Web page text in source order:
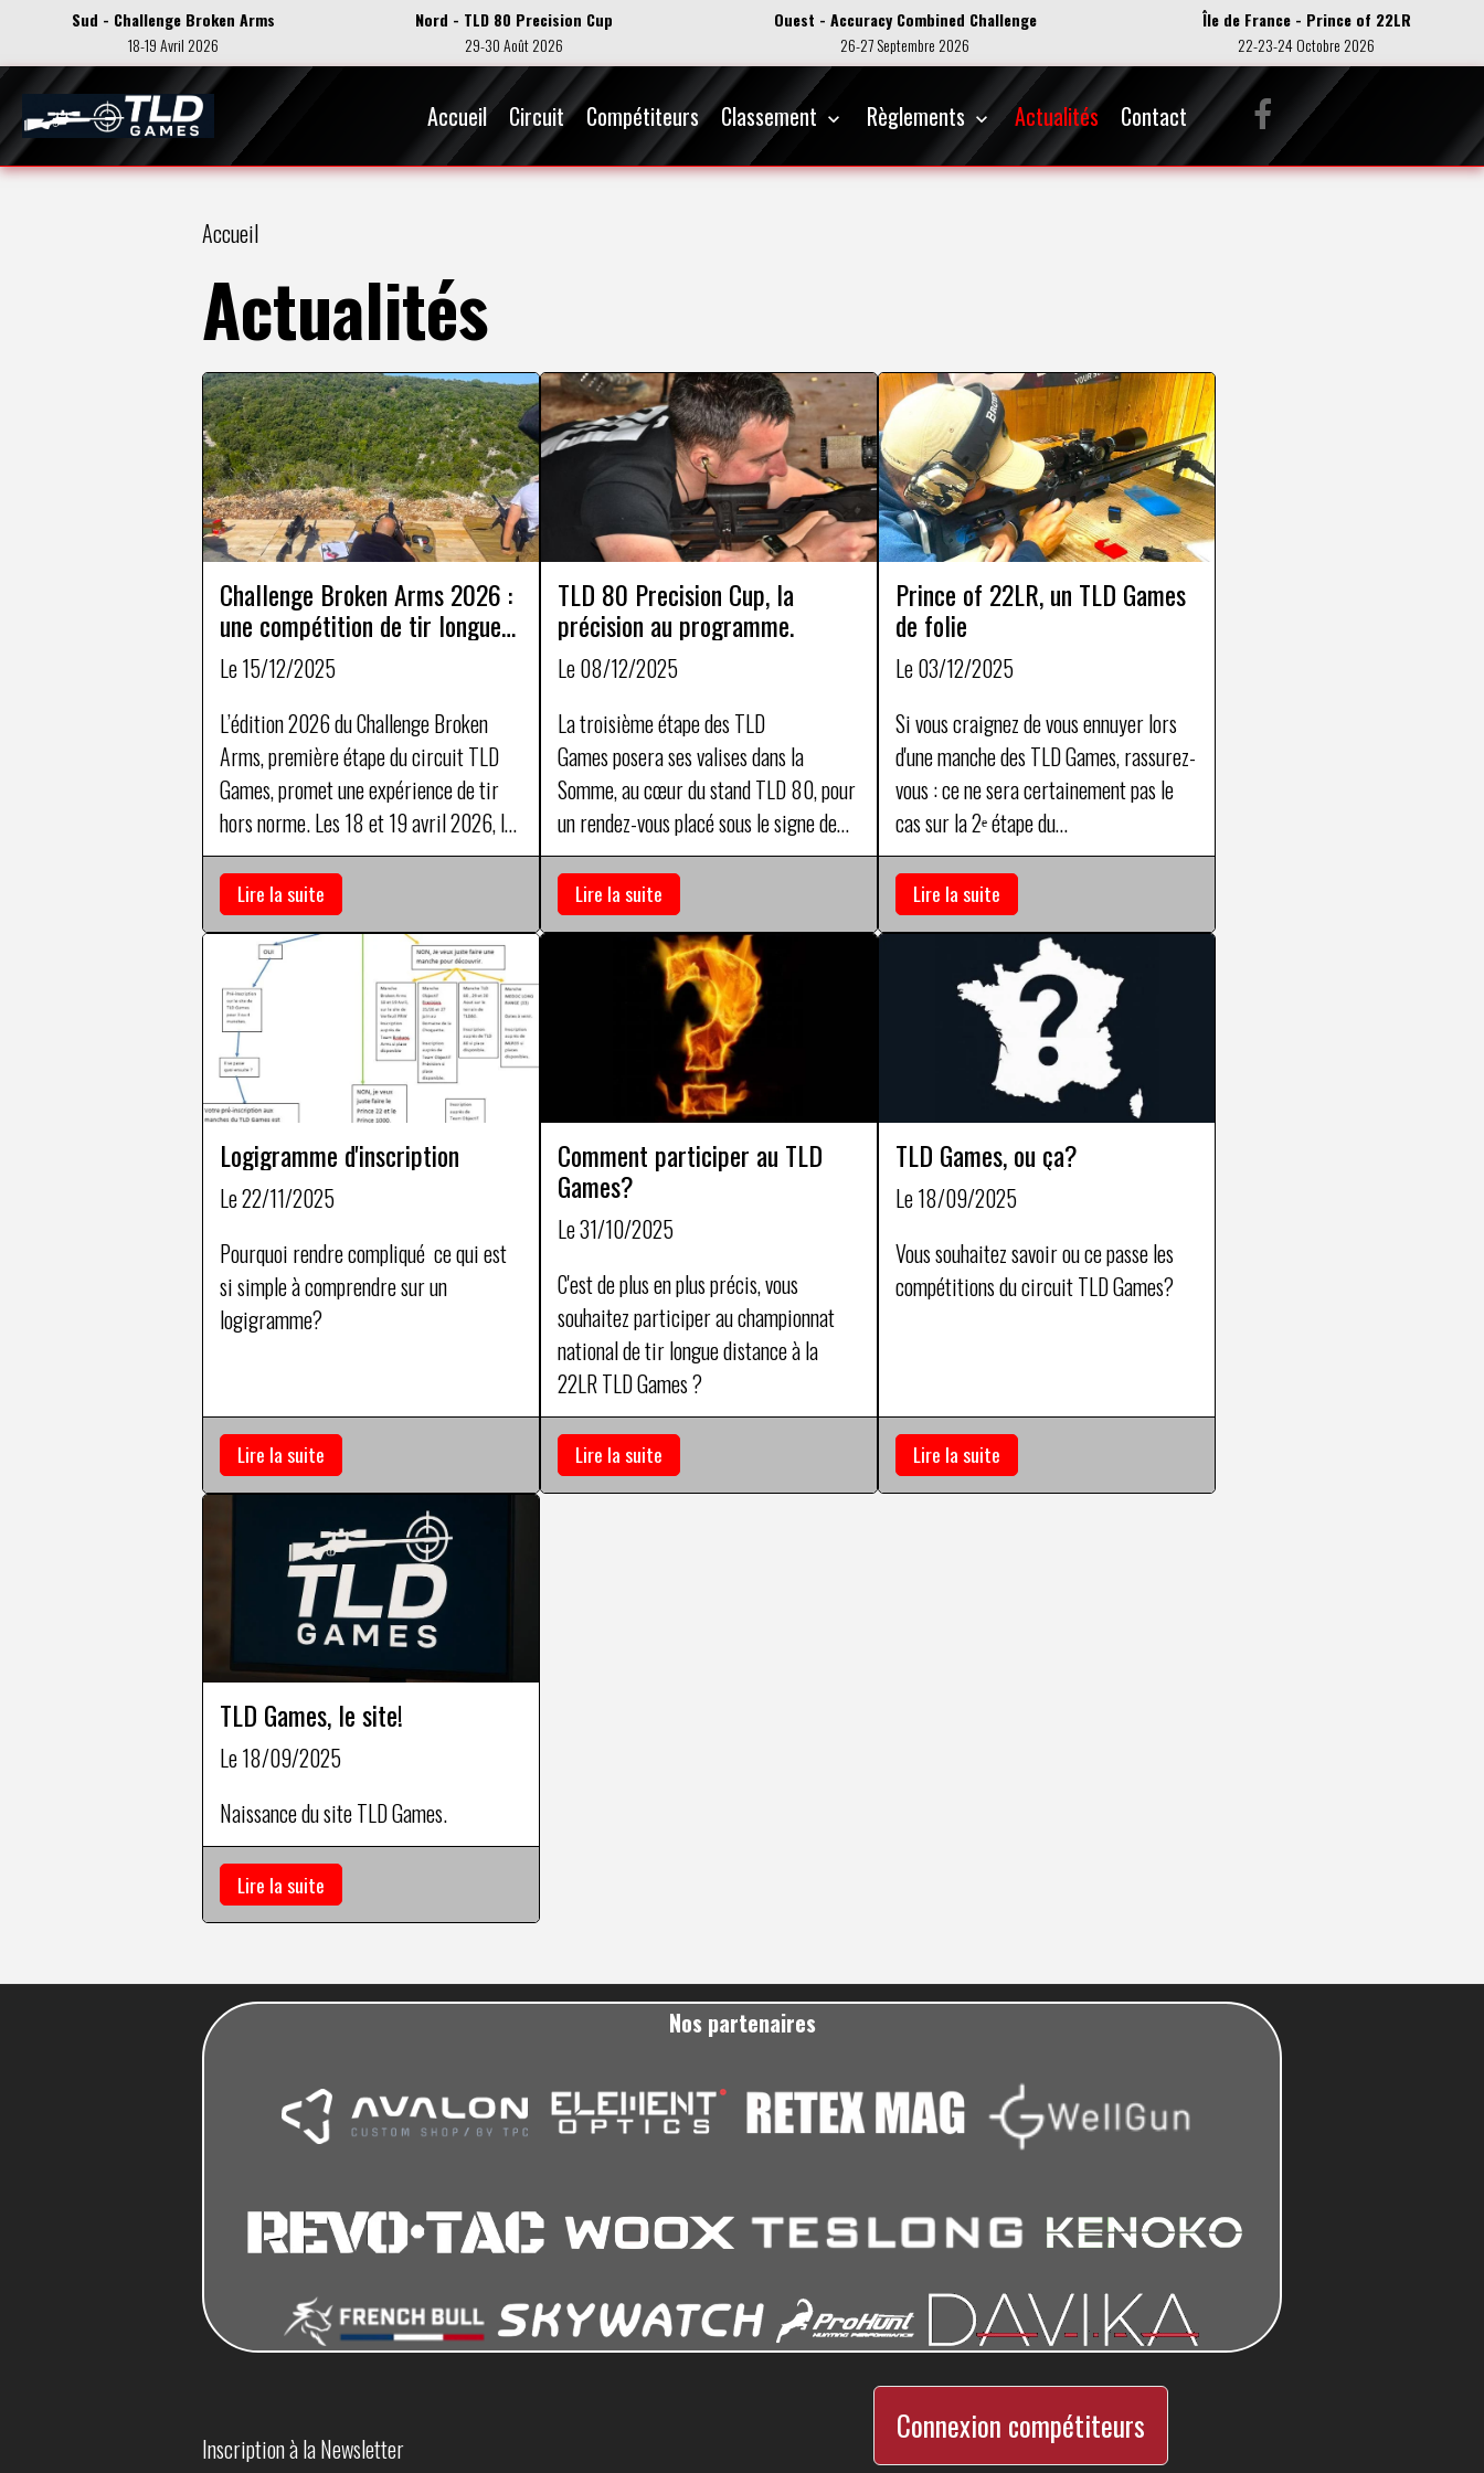
Sud - Challenge Broken Arms Nord - TLD 80 Precision Cup Ouest - Accuracy Combined Challenge
Île de France - Prince of 22LR
18-19 Avril 2026
29-30 Août 2026 26-27 Septembre 2026 22-23-24 Octobre 2026
Accueil Circuit Compétiteurs Classement Règlements Actualités Contact
Accueil
Actualités
Challenge Broken Arms 2026 :
une compétition de tir longue
distance unique
Le 15/12/2025
L’édition 2026 du Challenge Broken
Arms, première étape du circuit TLD
Games, promet une expérience de tir
hors norme. Les 18 et 19 avril 2026, les
tireurs découvriront un terrain inédit
où la maîtrise du vent devient un
véritable art.
Lire la suite
TLD 80 Precision Cup, la
précision au programme.
Le 08/12/2025
La troisième étape des TLD
Games posera ses valises dans la
Somme, au cœur du stand TLD 80, pour
un rendez-vous placé sous le signe de
l’exigence : la TLD 80 Precision Cup.
Lire la suite
Prince of 22LR, un TLD Games
de folie
Le 03/12/2025
Si vous craignez de vous ennuyer lors
d'une manche des TLD Games, rassurez-
vous : ce ne sera certainement pas le
cas sur la 2ᵉ étape du
circuit, l’incontournable Prince of
22LR ! En effet, en plus de l’épreuve TLD,
pas moins de trois ateliers
supplémentaires sont proposés.
Lire la suite
Logigramme d'inscription
Le 22/11/2025
Pourquoi rendre compliqué ce qui est
si simple à comprendre sur un
logigramme?
Lire la suite
Comment participer au TLD
Games?
Le 31/10/2025
C'est de plus en plus précis, vous
souhaitez participer au championnat
national de tir longue distance à la
22LR TLD Games ?
Lire la suite
TLD Games, ou ça?
Le 18/09/2025
Vous souhaitez savoir ou ce passe les
compétitions du circuit TLD Games?
Lire la suite
TLD Games, le site!
Le 18/09/2025
Naissance du site TLD Games.
Lire la suite
Nos partenaires
Inscription à la Newsletter
Connexion compétiteurs